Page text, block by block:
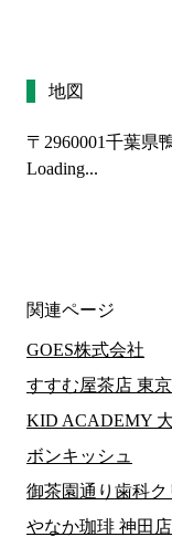
地図
〒2960001千葉県
Loading...
関連ページ
GOES株式会社
すすむ屋茶店 東
KID ACADEMY
ボンキッシュ
御茶園通り歯科ク
やなか珈琲 神田店